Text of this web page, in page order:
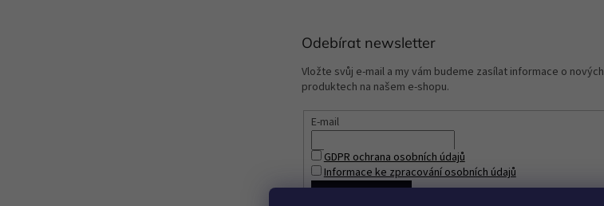
Odebírat newsletter
Vložte svůj e-mail a my vám budeme zasílat informace o nových
produktech na našem e-shopu.
E-mail
GDPR ochrana osobních údajů
Informace ke zpracování osobních údajů